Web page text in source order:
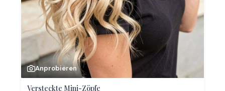
Anprobieren
Versteckte Mini-Zöpfe